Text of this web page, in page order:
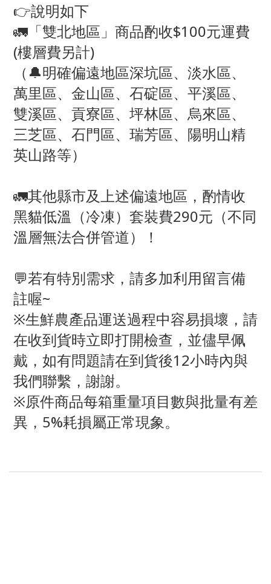
👉說明如下
🚛「雙北地區」商品酌收$100元運費
(樓層費另計)
（🔔明確偏遠地區深坑區、淡水區、
萬里區、金山區、石碇區、平溪區、
雙溪區、貢寮區、坪林區、烏來區、
三芝區、石門區、瑞芳區、陽明山精
英山路等）
🚛其他縣市及上述偏遠地區，酌情收
黑貓低溫（冷凍）套裝費290元（不同
溫層無法合併管道）！
💬若有特別需求，請多加利用留言備
註喔~
※生鮮農產品運送過程中容易損壞，請
在收到貨時立即打開檢查，並儘早佩
戴，如有問題請在到貨後12小時內與
我們聯繫，謝謝。
※原件商品每箱重量項目數與批量有差
異，5%耗損屬正常現象。